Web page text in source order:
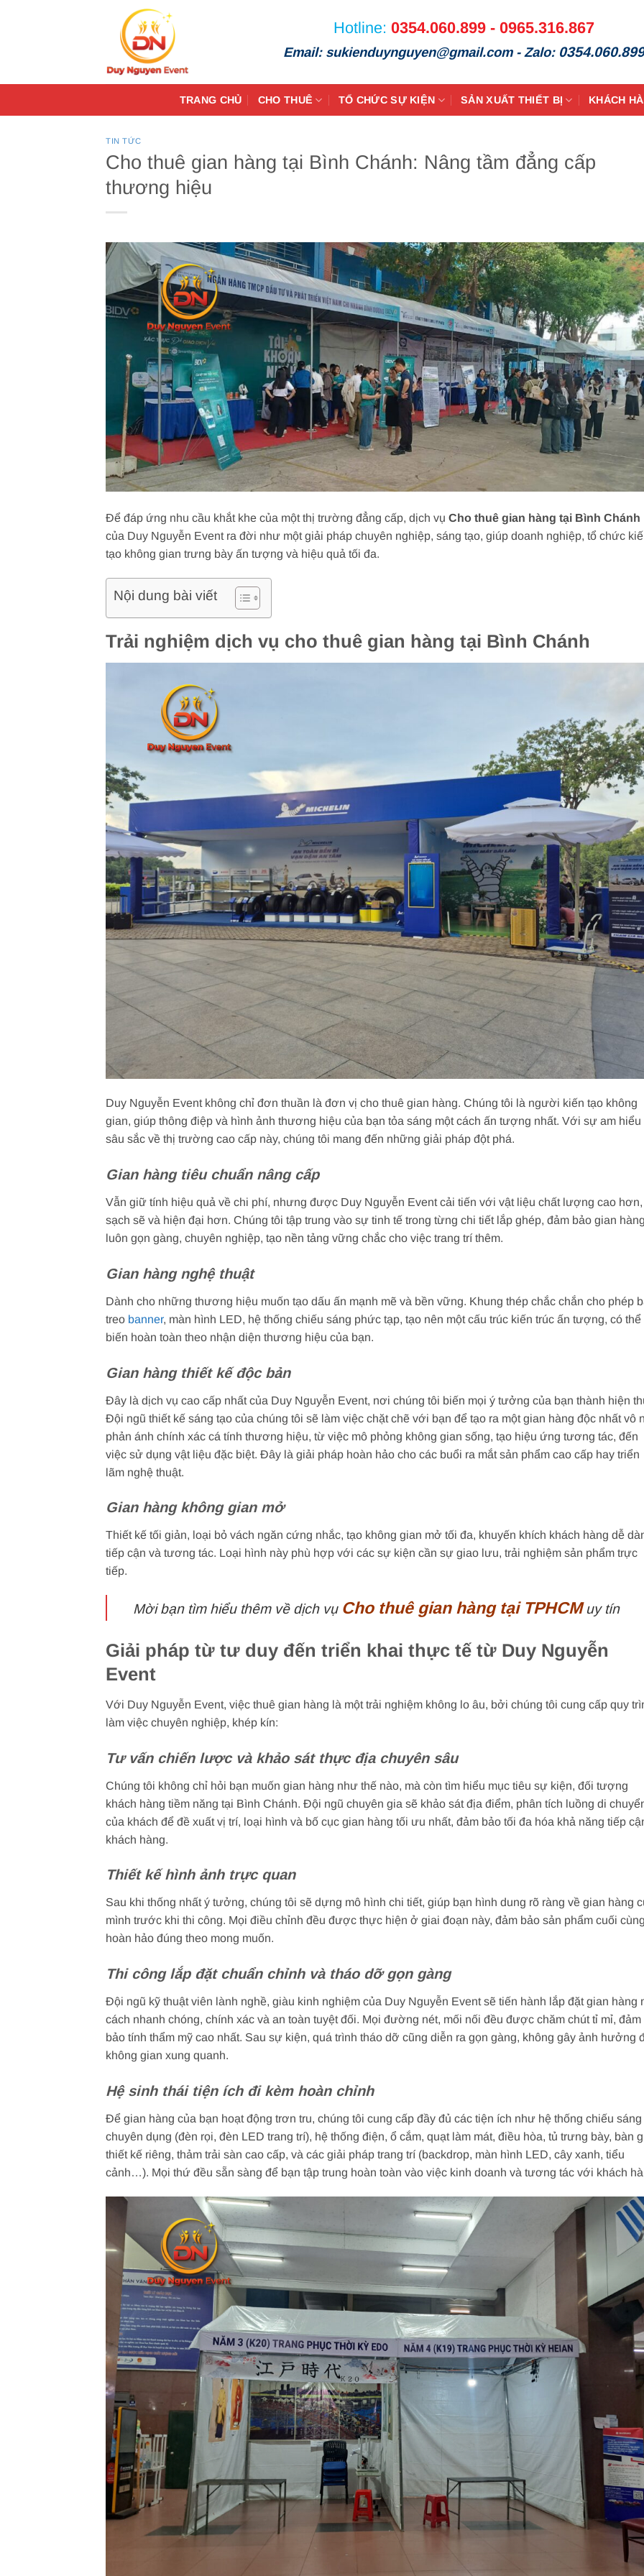
Hotline: 0354.060.899 - 0965.316.867
Email: sukienduynguyen@gmail.com - Zalo: 0354.060.899
TRANG CHỦ CHO THUÊ TỔ CHỨC SỰ KIỆN SẢN XUẤT THIẾT BỊ KHÁCH
TIN TỨC
Cho thuê gian hàng tại Bình Chánh: Nâng tầm đẳng cấp
thương hiệu
Để đáp ứng nhu cầu khắt khe của một thị trường đẳng cấp, dịch vụ Cho thuê gian hàng tại Bình Chánh
của Duy Nguyễn Event ra đời như một giải pháp chuyên nghiệp, sáng tạo, giúp doanh nghiệp, tổ chức
tạo không gian trưng bày ấn tượng và hiệu quả tối đa.
Nội dung bài viết
Trải nghiệm dịch vụ cho thuê gian hàng tại Bình Chánh
Duy Nguyễn Event không chỉ đơn thuần là đơn vị cho thuê gian hàng. Chúng tôi là người kiến tạo không
gian, giúp thông điệp và hình ảnh thương hiệu của bạn tỏa sáng một cách ấn tượng nhất. Với sự am hiểu
sâu sắc về thị trường cao cấp này, chúng tôi mang đến những giải pháp đột phá.
Gian hàng tiêu chuẩn nâng cấp
Vẫn giữ tính hiệu quả về chi phí, nhưng được Duy Nguyễn Event cải tiến với vật liệu chất lượng cao hơn,
sạch sẽ và hiện đại hơn. Chúng tôi tập trung vào sự tinh tế trong từng chi tiết lắp ghép, đảm bảo gian
luôn gọn gàng, chuyên nghiệp, tạo nền tảng vững chắc cho việc trang trí thêm.
Gian hàng nghệ thuật
Dành cho những thương hiệu muốn tạo dấu ấn mạnh mẽ và bền vững. Khung thép chắc chắn cho phép
treo banner, màn hình LED, hệ thống chiếu sáng phức tạp, tạo nên một cấu trúc kiến trúc ấn tượng, có thể
biến hoàn toàn theo nhận diện thương hiệu của bạn.
Gian hàng thiết kế độc bản
Đây là dịch vụ cao cấp nhất của Duy Nguyễn Event, nơi chúng tôi biến mọi ý tưởng của bạn thành hiện
Đội ngũ thiết kế sáng tạo của chúng tôi sẽ làm việc chặt chẽ với bạn để tạo ra một gian hàng độc nhất vô
phản ánh chính xác cá tính thương hiệu, từ việc mô phỏng không gian sống, tạo hiệu ứng tương tác, đến
việc sử dụng vật liệu đặc biệt. Đây là giải pháp hoàn hảo cho các buổi ra mắt sản phẩm cao cấp hay triển
lãm nghệ thuật.
Gian hàng không gian mở
Thiết kế tối giản, loại bỏ vách ngăn cứng nhắc, tạo không gian mở tối đa, khuyến khích khách hàng dễ
tiếp cận và tương tác. Loại hình này phù hợp với các sự kiện cần sự giao lưu, trải nghiệm sản phẩm trực
tiếp.
Mời bạn tìm hiểu thêm về dịch vụ Cho thuê gian hàng tại TPHCMuy tín
Giải pháp từ tư duy đến triển khai thực tế từ Duy Nguyễn
Event
Với Duy Nguyễn Event, việc thuê gian hàng là một trải nghiệm không lo âu, bởi chúng tôi cung cấp quy
làm việc chuyên nghiệp, khép kín:
Tư vấn chiến lược và khảo sát thực địa chuyên sâu
Chúng tôi không chỉ hỏi bạn muốn gian hàng như thế nào, mà còn tìm hiểu mục tiêu sự kiện, đối tượng
khách hàng tiềm năng tại Bình Chánh. Đội ngũ chuyên gia sẽ khảo sát địa điểm, phân tích luồng di
của khách để đề xuất vị trí, loại hình và bố cục gian hàng tối ưu nhất, đảm bảo tối đa hóa khả năng tiếp
khách hàng.
Thiết kế hình ảnh trực quan
Sau khi thống nhất ý tưởng, chúng tôi sẽ dựng mô hình chi tiết, giúp bạn hình dung rõ ràng về gian hàng
mình trước khi thi công. Mọi điều chỉnh đều được thực hiện ở giai đoạn này, đảm bảo sản phẩm cuối
hoàn hảo đúng theo mong muốn.
Thi công lắp đặt chuẩn chỉnh và tháo dỡ gọn gàng
Đội ngũ kỹ thuật viên lành nghề, giàu kinh nghiệm của Duy Nguyễn Event sẽ tiến hành lắp đặt gian hàng
cách nhanh chóng, chính xác và an toàn tuyệt đối. Mọi đường nét, mối nối đều được chăm chút tỉ mỉ, đảm
bảo tính thẩm mỹ cao nhất. Sau sự kiện, quá trình tháo dỡ cũng diễn ra gọn gàng, không gây ảnh hưởng
không gian xung quanh.
Hệ sinh thái tiện ích đi kèm hoàn chỉnh
Để gian hàng của bạn hoạt động trơn tru, chúng tôi cung cấp đầy đủ các tiện ích như hệ thống chiếu sáng
chuyên dụng (đèn rọi, đèn LED trang trí), hệ thống điện, ổ cắm, quạt làm mát, điều hòa, tủ trưng bày, bàn
thiết kế riêng, thảm trải sàn cao cấp, và các giải pháp trang trí (backdrop, màn hình LED, cây xanh, tiểu
cảnh…). Mọi thứ đều sẵn sàng để bạn tập trung hoàn toàn vào việc kinh doanh và tương tác với khách